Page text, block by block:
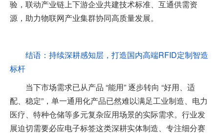
验，联动产业链上下游企业共建技术标准、互通供需资
源，助力物联网产业集群协同高质量发展。
结语：持续深耕感知层，打造国内高端RFID定制智造
标杆
当下市场需求已从产品 “能用” 逐步转向 “好用、适
配、稳定”，单一通用化产品已然难以满足工业制造、电力
医疗、特种仓储等多元复杂应用场景的实际需求。行业发
展迫切需要必应电子标签这类深耕实体制造、专注细分赛